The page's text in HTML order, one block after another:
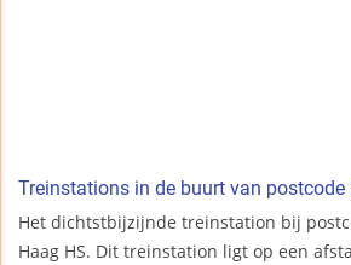
Treinstations in de buurt van postcode
Het dichtstbijzijnde treinstation bij
Haag HS. Dit treinstation ligt op een